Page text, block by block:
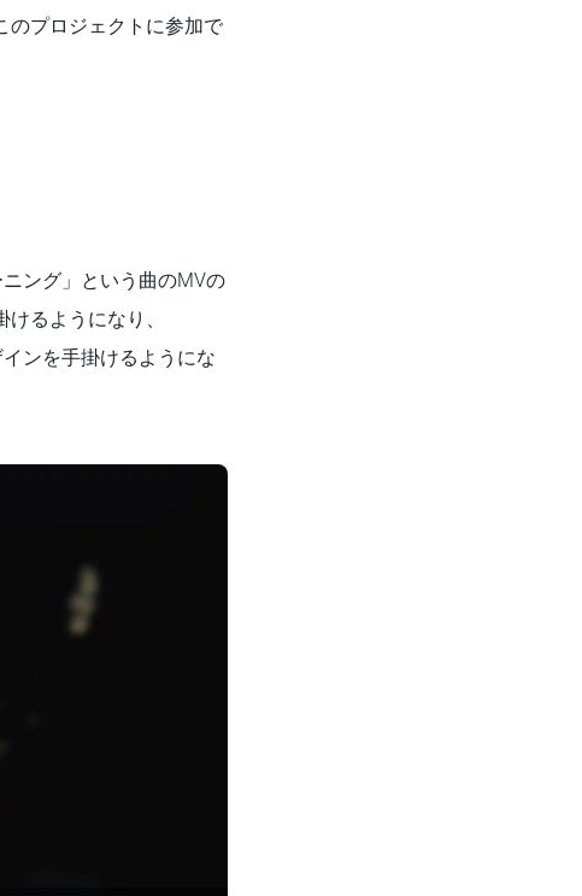
のプロジェクトに参加で
ング」という曲のMVの
るようになり、
ンを手掛けるようにな